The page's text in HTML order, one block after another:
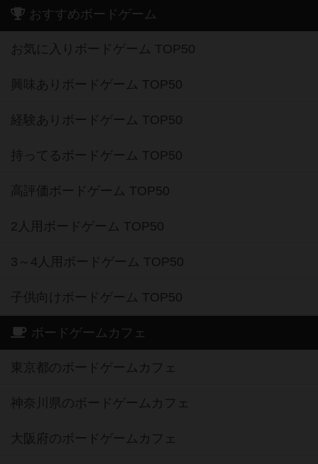
おすすめボードゲーム
お気に入りボードゲーム TOP50
興味ありボードゲーム TOP50
経験ありボードゲーム TOP50
持ってるボードゲーム TOP50
高評価ボードゲーム TOP50
2人用ボードゲーム TOP50
3～4人用ボードゲーム TOP50
子供向けボードゲーム TOP50
ボードゲームカフェ
東京都のボードゲームカフェ
神奈川県のボードゲームカフェ
大阪府のボードゲームカフェ